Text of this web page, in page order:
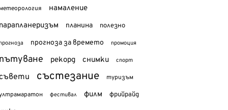
намаление
планина полезно
прогноза за времето промоция
рекорд снимки спорт
състезание туризъм
фестивал филм фрийрайд